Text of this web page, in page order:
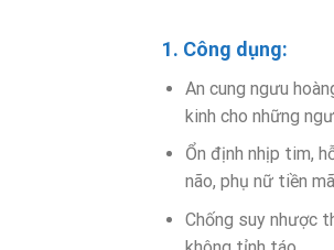
1. Công dụng:
An cung ngưu
kinh cho những
Ổn định nhịp tim,
não, phụ nữ tiền
Chống suy nhược